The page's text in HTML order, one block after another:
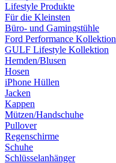
Lifestyle Produkte
Für die Kleinsten
Büro- und Gamingstühle
Ford Performance Kollektion
GULF Lifestyle Kollektion
Hemden/Blusen
Hosen
iPhone Hüllen
Jacken
Kappen
Mützen/Handschuhe
Pullover
Regenschirme
Schuhe
Schlüsselanhänger